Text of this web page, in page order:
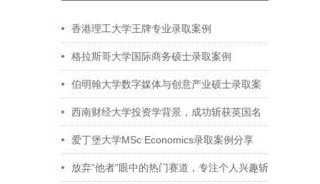
香港理工大学王牌专业录取案例
格拉斯哥大学国际商务硕士录取案例
伯明翰大学数字媒体与创意产业硕士录取案
例 西南财经大学投资学背景，成功斩获英国名
校多份Offer
爱丁堡大学MSc Economics录取案例分享
放弃“他者”眼中的热门赛道，专注个人兴趣斩